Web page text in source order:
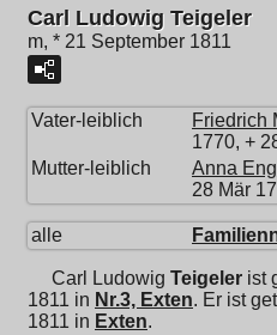
Carl Ludowig Teigeler
m, * 21 September 1811
Vater-leiblich Friedrich
1770, +
Mutter-leiblich
Anna
28 Mär
alle
Carl Ludowig Teigeler ist
1811 in Nr.3, Exten. Er ist
1811 in Exten.